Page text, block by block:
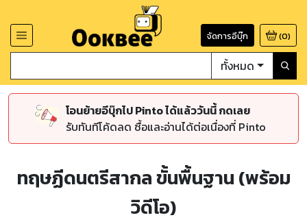
จัดการอีบุ๊ก (0)
ทั้งหมด
โอนย้ายอีบุ๊กไป Pinto ได้แล้ววันนี้ กดเลย
รับทันทีโค้ดลด ซื้อและอ่านได้ต่อเนื่องที่ Pinto
ทฤษฏีดนตรีสากล ขั้นพื้นฐาน (พร้อม
วิดีโอ)